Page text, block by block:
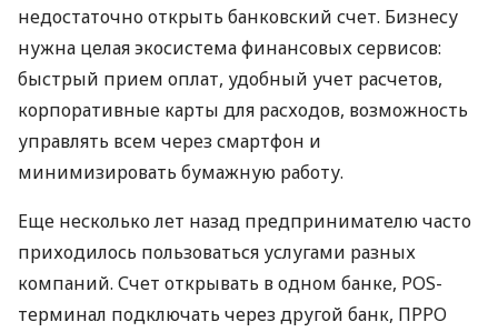
недостаточно открыть банковский счет. Бизнесу
нужна целая экосистема финансовых сервисов:
быстрый прием оплат, удобный учет расчетов,
корпоративные карты для расходов, возможность
управлять всем через смартфон и
минимизировать бумажную работу.
Еще несколько лет назад предпринимателю часто
приходилось пользоваться услугами разных
компаний. Счет открывать в одном банке, POS-
терминал подключать через другой банк, ПРРО